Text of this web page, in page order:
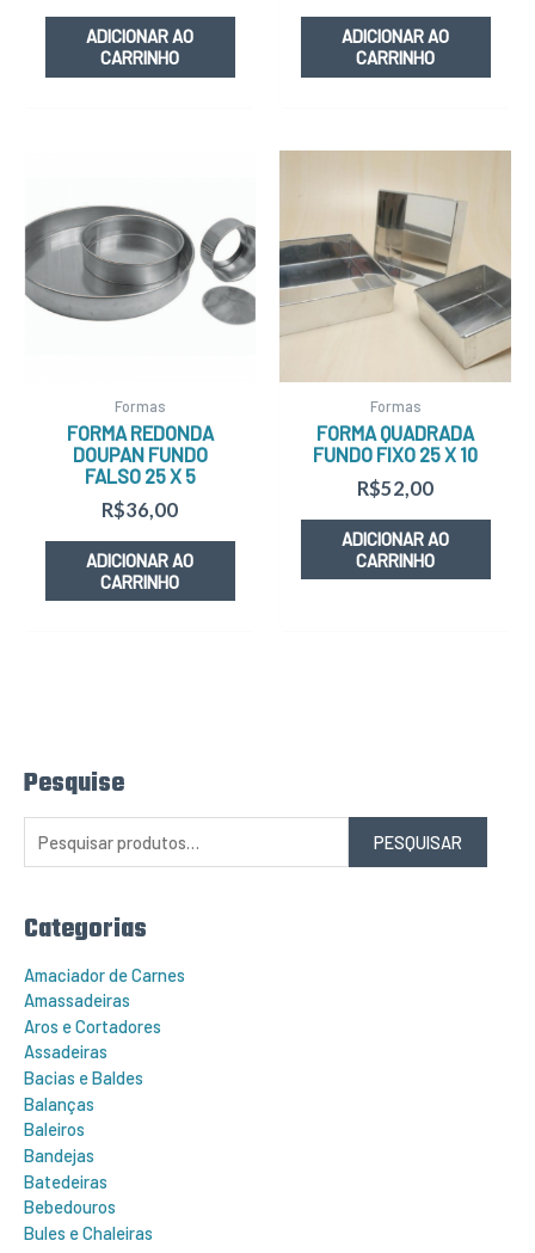
Pesquise
P
e
i
p
:
PESQUISAR
Categorias
Amaciador de Carnes
Amassadeiras
Aros e Cortadores
Assadeiras
Bacias e Baldes
Balanças
Baleiros
Bandejas
Batedeiras
Bebedouros
Bules e Chaleiras
ADICIONAR AO
CARRINHO
ADICIONAR AO
CARRINHO
Formas
FORMA REDONDA
DOUPAN FUNDO
FALSO 25 X 5
R$36,00
ADICIONAR AO
CARRINHO
Formas
FORMA QUADRADA
FUNDO FIXO 25 X 10
R$52,00
ADICIONAR AO
CARRINHO